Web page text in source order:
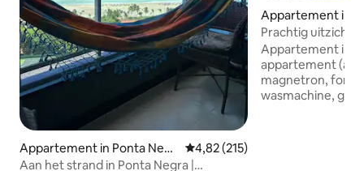
Appartement in Ponta Negr
a
Gemiddelde beoordeling van
4,82 (215)
Aan het strand in Ponta Negra |
Appartement in
a
Prachtig uitzicht
Appartement in
appartement
magnetron,
wasmachine,